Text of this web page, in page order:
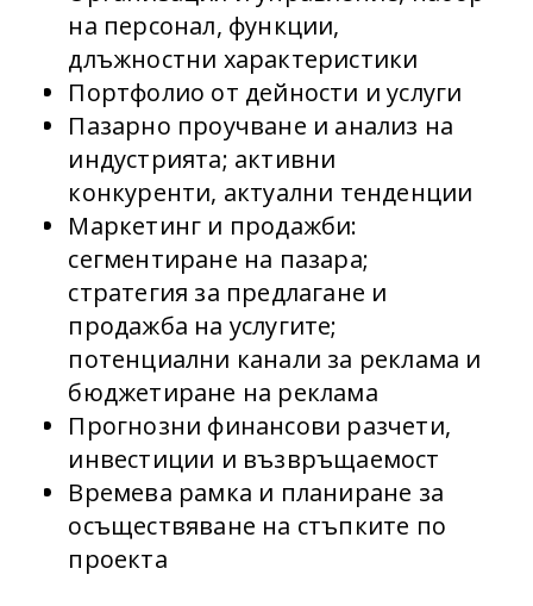
на персонал, функции,
длъжностни характеристики
Портфолио от дейности и услуги
Пазарно проучване и анализ на
индустрията; активни
конкуренти, актуални тенденции
Маркетинг и продажби:
сегментиране на пазара;
стратегия за предлагане и
продажба на услугите;
потенциални канали за реклама и
бюджетиране на реклама
Прогнозни финансови разчети,
инвестиции и възвръщаемост
Времевa рамка и планиране за
осъществяване на стъпките по
проекта